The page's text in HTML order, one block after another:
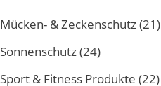
Mücken- & Zeckenschutz(21)
Sonnenschutz(24)
Sport & Fitness Produkte (22)